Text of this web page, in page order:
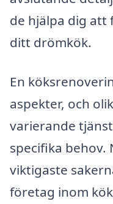
de hjälpa dig att
ditt drömkök.
En
aspekter, och
varierande
specifika behov.
viktigaste
företag inom